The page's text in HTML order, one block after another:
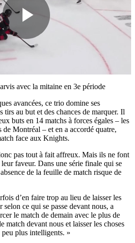
Play
Video
avec la mitaine en 3e période
avancées, ce trio domine ses
tirs au but et des chances de marquer. Il
buts en 14 matchs à forces égales – les
de Montréal – et en a accordé quatre,
face aux Knights.
pas tout à fait affreux. Mais ils ne font
faveur. Dans une série finale qui se
de la feuille de match risque de
d’en faire trop au lieu de laisser les
selon ce qui se passe devant nous, a
le match de demain avec le plus de
match devant nous et laisser les choses
plus intelligents. »